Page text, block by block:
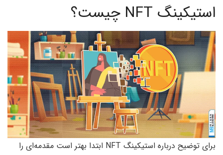
استیکینگ NFT چیست؟
برای توضیح درباره استیکینگ NFT ابتدا بهتر است مقدمه‌ای را